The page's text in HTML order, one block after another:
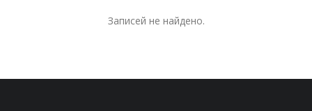
Записей не найдено.